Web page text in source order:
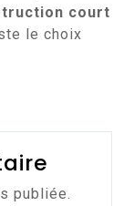
court
le choix
publiée.